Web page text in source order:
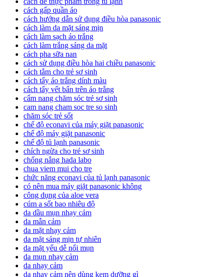
cách gấp quần áo
cách hướng dẫn sử dụng điều hòa panasonic
cách làm da mặt sáng mịn
cách làm sạch áo trắng
cách làm trắng sáng da mặt
cách pha sữa nan
cách sử dụng điều hòa hai chiều panasonic
cách tắm cho trẻ sơ sinh
cách tẩy áo trắng dính màu
cách tẩy vết bẩn trên áo trắng
cẩm nang chăm sóc trẻ sơ sinh
cam nang cham soc tre so sinh
chăm sóc trẻ sốt
chế độ econavi của máy giặt panasonic
chế độ máy giặt panasonic
chế độ tủ lạnh panasonic
chích ngừa cho trẻ sơ sinh
chống nắng hada labo
chua viem mui cho tre
chức năng econavi của tủ lạnh panasonic
có nên mua máy giặt panasonic không
công dụng của aloe vera
cúm a sốt bao nhiêu độ
da dầu mụn nhạy cảm
da mẫn cảm
da mặt nhạy cảm
da mặt sáng mịn tự nhiên
da mặt yếu dễ nổi mụn
da mụn nhạy cảm
da nhạy cảm
da nhạy cảm nên dùng kem dưỡng gì